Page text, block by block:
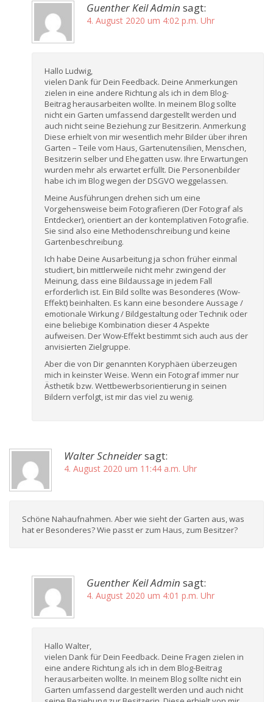
Guenther Keil Admin sagt:
4. August 2020 um 4:02 p.m. Uhr
Hallo Ludwig,
vielen Dank für Dein Feedback. Deine Anmerkungen
zielen in eine andere Richtung als ich in dem Blog-
Beitrag herausarbeiten wollte. In meinem Blog sollte
nicht ein Garten umfassend dargestellt werden und
auch nicht seine Beziehung zur Besitzerin. Anmerkung
Diese erhielt von mir wesentlich mehr Bilder über ihren
Garten – Teile vom Haus, Gartenutensilien, Menschen,
Besitzerin selber und Ehegatten usw. Ihre Erwartungen
wurden mehr als erwartet erfüllt. Die Personenbilder
habe ich im Blog wegen der DSGVO weggelassen.
Meine Ausführungen drehen sich um eine
Vorgehensweise beim Fotografieren (Der Fotograf als
Entdecker), orientiert an der kontemplativen Fotografie.
Sie sind also eine Methodenschreibung und keine
Gartenbeschreibung.
Ich habe Deine Ausarbeitung ja schon früher einmal
studiert, bin mittlerweile nicht mehr zwingend der
Meinung, dass eine Bildaussage in jedem Fall
erforderlich ist. Ein Bild sollte was Besonderes (Wow-
Effekt) beinhalten. Es kann eine besondere Aussage /
emotionale Wirkung / Bildgestaltung oder Technik oder
eine beliebige Kombination dieser 4 Aspekte
aufweisen. Der Wow-Effekt bestimmt sich auch aus der
anvisierten Zielgruppe.
Aber die von Dir genannten Koryphäen überzeugen
mich in keinster Weise. Wenn ein Fotograf immer nur
Ästhetik bzw. Wettbewerbsorientierung in seinen
Bildern verfolgt, ist mir das viel zu wenig.
Walter Schneidersagt:
4. August 2020 um 11:44 a.m. Uhr
Schöne Nahaufnahmen. Aber wie sieht der Garten aus, was
hat er Besonderes? Wie passt er zum Haus, zum Besitzer?
Guenther Keil Admin sagt:
4. August 2020 um 4:01 p.m. Uhr
Hallo Walter,
vielen Dank für Dein Feedback. Deine Fragen zielen in
eine andere Richtung als ich in dem Blog-Beitrag
herausarbeiten wollte. In meinem Blog sollte nicht ein
Garten umfassend dargestellt werden und auch nicht